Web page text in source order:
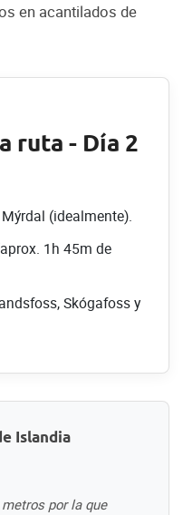
en acantilados de
ruta - Día 2
(idealmente).
1h 45m de
Skógafoss y
Islandia
por la que